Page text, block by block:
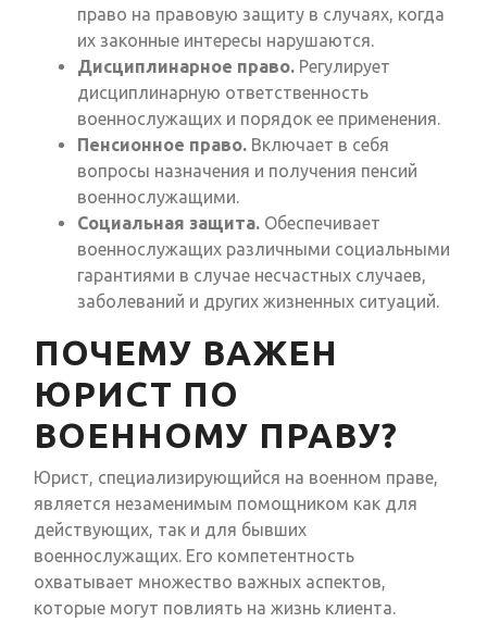
право на правовую защиту в случаях, когда
их законные интересы нарушаются.
Дисциплинарное право. Регулирует
дисциплинарную ответственность
военнослужащих и порядок ее применения.
Пенсионное право. Включает в себя
вопросы назначения и получения пенсий
военнослужащими.
Социальная защита. Обеспечивает
военнослужащих различными социальными
гарантиями в случае несчастных случаев,
заболеваний и других жизненных ситуаций.
ПОЧЕМУ ВАЖЕН
ЮРИСТ ПО
ВОЕННОМУ ПРАВУ?
Юрист, специализирующийся на военном праве,
является незаменимым помощником как для
действующих, так и для бывших
военнослужащих. Его компетентность
охватывает множество важных аспектов,
которые могут повлиять на жизнь клиента.